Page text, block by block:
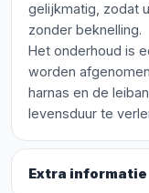
gelijkmatig, zodat
zonder beknelling.
Het onderhoud is
worden
harnas en de
levensduur te
Extra informatie